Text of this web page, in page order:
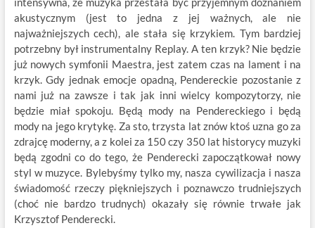
akustycznym (jest to jedna z jej ważnych, ale nie
najważniejszych cech), ale stała się krzykiem. Tym bardziej
potrzebny był instrumentalny Replay. A ten krzyk? Nie będzie
już nowych symfonii Maestra, jest zatem czas na lament i na
krzyk. Gdy jednak emocje opadną, Pendereckie pozostanie z
nami już na zawsze i tak jak inni wielcy kompozytorzy, nie
będzie miał spokoju. Będą mody na Pendereckiego i będą
mody na jego krytykę. Za sto, trzysta lat znów ktoś uzna go za
zdrajcę moderny, a z kolei za 150 czy 350 lat historycy muzyki
będą zgodni co do tego, że Penderecki zapoczątkował nowy
styl w muzyce. Bylebyśmy tylko my, nasza cywilizacja i nasza
świadomość rzeczy piękniejszych i poznawczo trudniejszych
(choć nie bardzo trudnych) okazały się równie trwałe jak
Krzysztof Penderecki.